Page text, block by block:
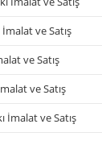
ve Satış
ve Satış
ve Satış
İmalat ve Satış